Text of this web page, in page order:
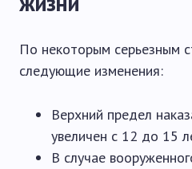
По некоторым серьезным
следующие изменения:
Верхний предел
увеличен с 12 до 15
В случае